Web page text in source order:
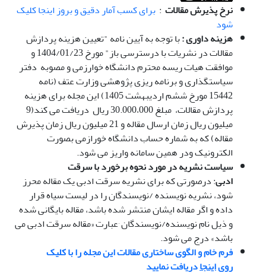
نرخ پذیرش مقالات : برای کسب آمار دقیق و بروز اینجا کلیک
شود
هزینه داوری :با توجه به آیین نامه "تعیین هزینه پردازش
مقالات در نشریات با درسترسی باز" مورخ 1404/01/23 و
موافقت هیات ریسه محترم دانشگاه خوارزمی و مصوبه دفتر
سیاستگذاری و برنامه ریزی پژوهشی وزارت عتف (نامه
15442 مورخ ششم اردیبهشت 1405) این مجله برای هزینه
پردازش مقالات، مبلغ 30.000،000 ریال دریافت می کند(9
میلیون ریال زمان ارسال مقاله و 21 میلیون ریال زمان پذیرش
مقاله) که به شماره حساب دانشگاه خورازمی بصورت
الکترونیک ودر همین سامانه واریز می شود.
سیاست نشریه در مورد نحوه برخورد با سرقت
ادبی: درصورتی که برای نشریه سرقت ادبی یک مقاله محرز
شود، نشریه نویسنده /نویسندگان را در لیست سیاه قرار
داده و اگر مقاله ایشان منتشر شده باشد، مقاله بایگانی شده
و ذیل نام نویسنده/نویسندگان ٬عبارت «مقاله سرقت ادبی می
باشد» درج می شود.
فرم خام و الگوی ساختاری مقالات این مجله را با کلیک
رویاینجادریافت نمایید